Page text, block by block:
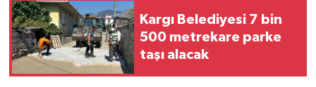
Kargı Belediyesi 7 bin
500 metrekare parke
taşı alacak